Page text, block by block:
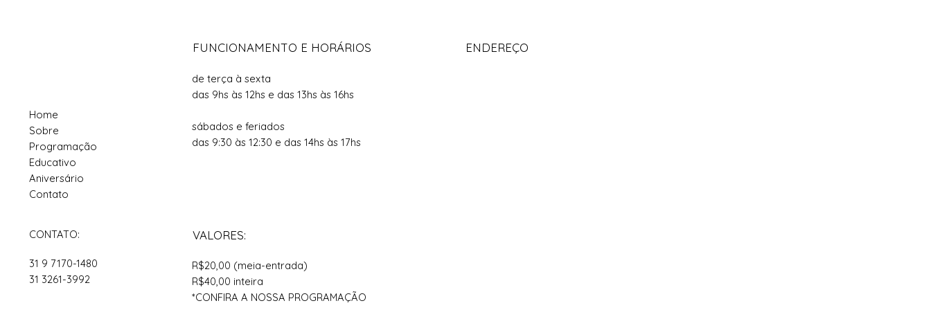
FUNCIONAMENTO E HORÁRIOS
de terça à sexta
das 9hs às 12hs e das 13hs às 16hs
sábados e feriados
das 9:30 às 12:30 e das 14hs às 17hs
ENDEREÇO
Home
Sobre
Programação
Educativo
Aniversário
Contato
CONTATO:
31 9 7170-1480
31 3261-3992
VALORES:
R$20,00 (meia-entrada)
R$40,00 inteira
*CONFIRA A NOSSA PROGRAMAÇÃO